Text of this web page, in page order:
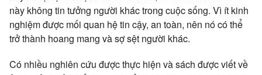
này không tin tưởng người khác trong cuộc sống. Vì ít kinh
nghiệm được mối quan hệ tin cậy, an toàn, nên nó có thể
trở thành hoang mang và sợ sệt người khác.
Có nhiều nghiên cứu được thực hiện và sách được viết về